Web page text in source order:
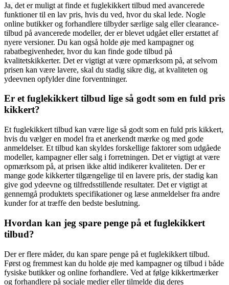
Ja, det er muligt at finde et fuglekikkert tilbud med avancerede
funktioner til en lav pris, hvis du ved, hvor du skal lede. Nogle
online butikker og forhandlere tilbyder særlige salg eller clearance-
tilbud på avancerede modeller, der er blevet udgået eller erstattet af
nyere versioner. Du kan også holde øje med kampagner og
rabatbegivenheder, hvor du kan finde gode tilbud på
kvalitetskikkerter. Det er vigtigt at være opmærksom på, at selvom
prisen kan være lavere, skal du stadig sikre dig, at kvaliteten og
ydeevnen opfylder dine forventninger.
Er et fuglekikkert tilbud lige så godt som en fuld pris
kikkert?
Et fuglekikkert tilbud kan være lige så godt som en fuld pris kikkert,
hvis du vælger en model fra et anerkendt mærke og med gode
anmeldelser. Et tilbud kan skyldes forskellige faktorer som udgåede
modeller, kampagner eller salg i forretningen. Det er vigtigt at være
opmærksom på, at prisen ikke altid indikerer kvaliteten. Der er
mange gode kikkerter tilgængelige til en lavere pris, der stadig kan
give god ydeevne og tilfredsstillende resultater. Det er vigtigt at
gennemgå produktets specifikationer og læse anmeldelser fra andre
kunder for at træffe den bedste beslutning.
Hvordan kan jeg spare penge på et fuglekikkert
tilbud?
Der er flere måder, du kan spare penge på et fuglekikkert tilbud.
Først og fremmest kan du holde øje med kampagner og tilbud i både
fysiske butikker og online forhandlere. Ved at følge kikkertmærker
og forhandlere på sociale medier eller tilmelde dig deres